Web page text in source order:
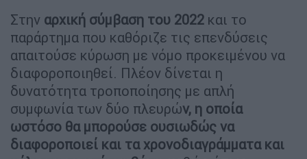
Στην αρχική σύμβαση του 2022 και το
παράρτημα που καθόριζε τις επενδύσεις
απαιτούσε κύρωση με νόμο προκειμένου να
διαφοροποιηθεί. Πλέον δίνεται η
δυνατότητα τροποποίησης με απλή
συμφωνία των δύο πλευρών, η οποία
ωστόσο θα μπορούσε ουσιωδώς να
διαφοροποιεί και τα χρονοδιαγράμματα και